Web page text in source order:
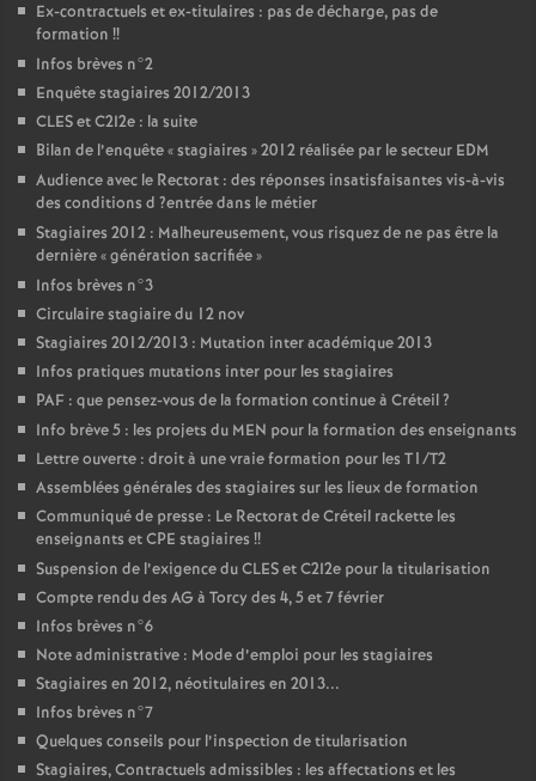
Ex-contractuels et ex-titulaires : pas de décharge, pas de
formation !!
Infos brèves n°2
Enquête stagiaires 2012/2013
CLESet C2I2e : la suite
Bilan de l’enquête «stagiaires » 2012 réalisée par le secteur EDM
Audience avec le Rectorat : des réponses insatisfaisantes vis-à-vis
des conditions d ?entrée dans le métier
Stagiaires 2012 : Malheureusement, vous risquez de ne pas être la
dernière «génération sacrifiée»
Infos brèves n°3
Circulaire stagiaire du 12 nov
Stagiaires 2012/2013 : Mutation inter académique 2013
Infos pratiques mutations inter pour les stagiaires
PAF : que pensez-vous de la formation continue à Créteil?
Info brève 5 : les projets du MEN pour la formation des enseignants
Lettre ouverte : droit à une vraie formation pour les T1/T2
Assemblées générales des stagiaires sur les lieux de formation
Communiqué de presse : Le Rectorat de Créteil rackette les
enseignants etCPE stagiaires !!
Suspension de l’exigence duCLESet C2I2e pour la titularisation
Compte rendu des AG à Torcy des 4, 5 et 7 février
Infos brèves n°6
Note administrative : Mode d’emploi pour les stagiaires
Stagiaires en 2012, néotitulaires en 2013...
Infos brèves n°7
Quelques conseils pour l’inspection de titularisation
Stagiaires, Contractuels admissibles : les affectations et les